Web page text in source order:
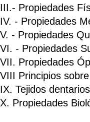
III.- Propiedades
IV. - Propiedades
V. - Propiedades
VI. - Propiedades
VII. Propiedades
VIII Principios
IX. Tejidos
X. Propiedades